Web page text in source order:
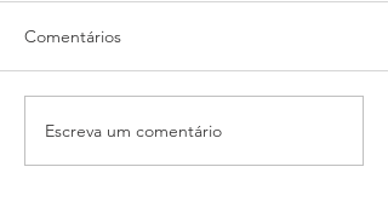
Você conhece o e-CAC
da Receita Federal?
Comentários
Escreva um comentário